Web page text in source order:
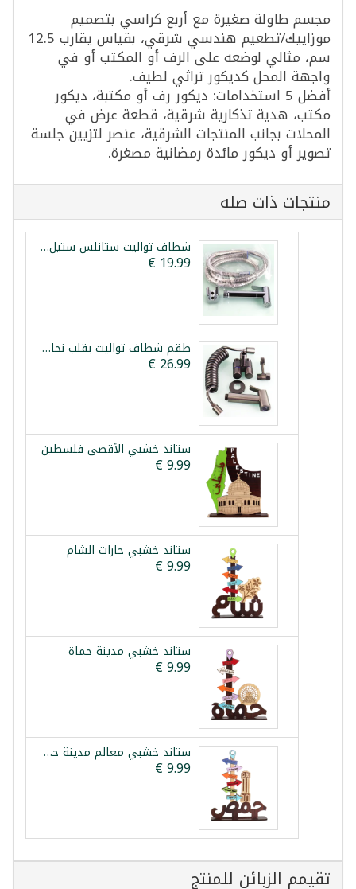
مجسم طاولة صغيرة مع أربع كراسي بتصميم
موزاييك/تطعيم هندسي شرقي، بقياس يقارب 12.5
سم، مثالي لوضعه على الرف أو المكتب أو في
واجهة المحل كديكور تراثي لطيف.
أفضل 5 استخدامات: ديكور رف أو مكتبة، ديكور
مكتب، هدية تذكارية شرقية، قطعة عرض في
المحلات بجانب المنتجات الشرقية، عنصر لتزيين جلسة
تصوير أو ديكور مائدة رمضانية مصغرة.
منتجات ذات صله
شطاف تواليت ستانلس ستيل بقلب نحاس فيستا
طقم شطاف تواليت بقلب نحاس وحنفية مزدوجة فيستا
ستاند خشبي الأقصى فلسطين
ستاند خشبي حارات الشام
ستاند خشبي مدينة حماة
ستاند خشبي معالم مدينة حمص
تقيمم الزبائن للمنتج